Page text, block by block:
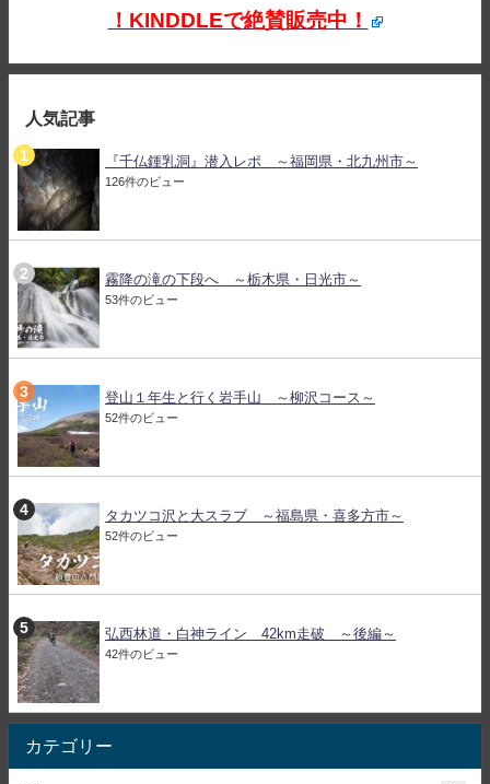
！KINDDLEで絶賛販売中！
人気記事
『千仏鍾乳洞』潜入レポ ～福岡県・北九州市～
126件のビュー
霧降の滝の下段へ ～栃木県・日光市～
53件のビュー
登山１年生と行く岩手山 ～柳沢コース～
52件のビュー
タカツコ沢と大スラブ ～福島県・喜多方市～
52件のビュー
弘西林道・白神ライン 42km走破 ～後編～
42件のビュー
カテゴリー